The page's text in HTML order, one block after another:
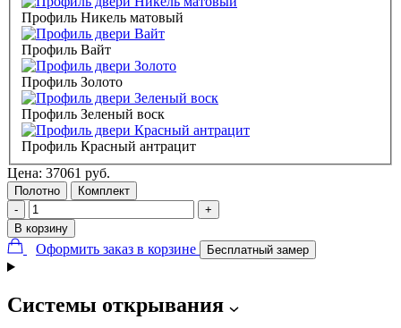
Профиль Никель матовый
Профиль Вайт
Профиль Золото
Профиль Зеленый воск
Профиль Красный антрацит
Цена: 37061 руб.
Полотно
Комплект
-
+
В корзину
Оформить заказ в корзине Бесплатный замер
Системы открывания